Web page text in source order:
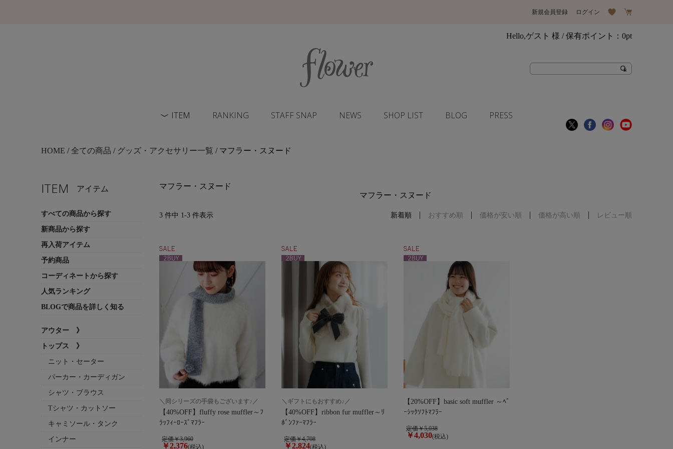
新規会員登録 ログイン
Hello,ゲスト 様 / 保有ポイント： 0pt
ITEM RANKING STAFF SNAP NEWS SHOP LIST BLOG PRESS
HOME /全ての商品 / グッズ・アクセサリー一覧 / マフラー・スヌード
ITEM アイテム
すべての商品から探す
新商品から探す
再入荷アイテム
予約商品
コーディネートから探す
人気ランキング
BLOGで商品を詳しく知る
アウター 》
トップス 》
ニット・セーター
パーカー・カーディガン
シャツ・ブラウス
Tシャツ・カットソー
キャミソール・タンク
インナー
マフラー・スヌード
マフラー・スヌード
3 件中 1-3 件表示 新着順 おすすめ順 価格が安い順 価格が高い順 レビュー順
＼同シリーズの手袋もございます♪／
【40%OFF】fluffy rose muffler～ﾌ
ﾗｯﾌｨｰﾛｰｽﾞﾏﾌﾗｰ
定価￥3,960
￥2,376(税込)
＼ギフトにもおすすめ♪／
【40%OFF】ribbon fur muffler～ﾘ
ﾎﾞﾝﾌｧｰﾏﾌﾗｰ
定価￥4,708
￥2,824(税込)
【20%OFF】basic soft muffler ～ﾍﾞ
ｰｼｯｸｿﾌﾄﾏﾌﾗｰ
定価￥5,038
￥4,030(税込)